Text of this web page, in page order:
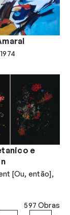
1974
[Ou, então]
e
597 Obras